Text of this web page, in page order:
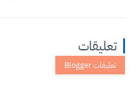
تعليقات